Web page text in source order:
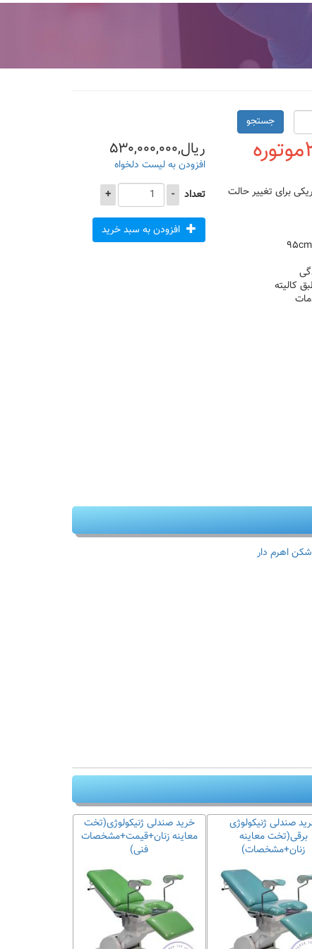
جستجو
ریال,۵۳۰,۰۰۰,۰۰۰
افزودن به لیست دلخواه
تعداد
-
+
افزودن به سبد خرید
مشخصات یونیت زیبایی۳موتوره
برقی و دارای ۳ جک الکتریکی برای تغییر حالت
اهرم دار
خرید صندلی ژنیکولوژی(تخت
معاینه زنان+قیمت+مشخصات
فنی)
صندلی ژنیکولوژی
برقی(تخت معاینه
زنان+مشخصات)